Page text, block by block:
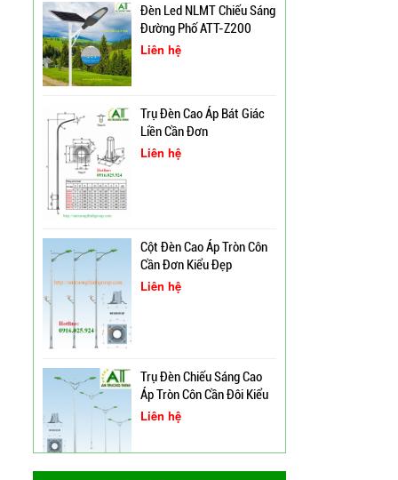
Đèn Led NLMT Chiếu Sáng
Đường Phố ATT-Z200
Liên hệ
Trụ Đèn Cao Áp Bát Giác
Liền Cần Đơn
Liên hệ
Cột Đèn Cao Áp Tròn Côn
Cần Đơn Kiểu Đẹp
Liên hệ
Trụ Đèn Chiếu Sáng Cao
Áp Tròn Côn Cần Đôi Kiểu
K212
Liên hệ
Trụ Đèn Tín Hiệu Chớp
Vàng Năng Lượng Mặt
Trời Tại Bình Định
Cung Cấp Cột Đèn Chiếu
Sáng Cao Áp Tại TP. Tam
Kỳ
Xây Dựng Trung Tâm Quản
Lý Và Điều Hành Hệ Thống